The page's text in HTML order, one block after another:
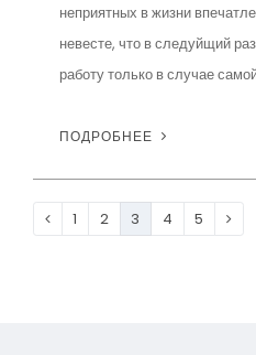
неприятных в жизни
невесте, что в следуйщий
работу только в случае
ПОДРОБНЕЕ
1 2 3 4 5